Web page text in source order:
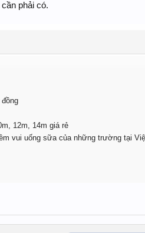
phải có.
12m, 14m giá rẻ
vui uống sữa của những trường tại